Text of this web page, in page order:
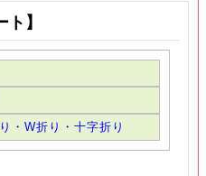
】
・W折り・十字折り